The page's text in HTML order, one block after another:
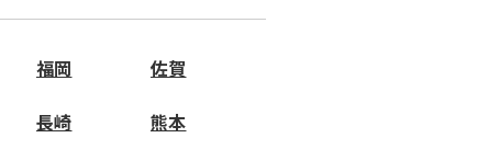
福岡 佐賀
長崎 熊本